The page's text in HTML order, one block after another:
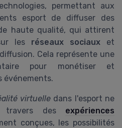
permettant aux
esport de diffuser des
haute qualité, qui attirent
les réseaux sociauxet
Cela représente une
pour monétiser et
événements.
virtuelledans l'esport ne
travers des expériences
conçues, les possibilités